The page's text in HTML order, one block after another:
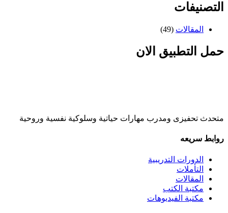
التصنيفات
المقالات (49)
حمل التطبيق الان
متحدث تحفيزى ومدرب مهارات حياتية وسلوكية نفسية وروحية
روابط سريعه
الدورات التدريبية
التأملات
المقالات
مكتبة الكتب
مكتبة الفيديوهات